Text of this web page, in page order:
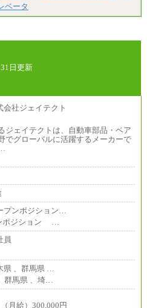
ベータ
31日更新
ジェイテクトは、自動車部品・ベア
でグローバルに活躍するメーカーで
プンポジション…
ポジション …
員
県 、群馬県 …
群馬県 、埼…
）300,000円